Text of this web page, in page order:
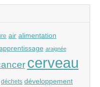
air alimentation
araignée
cerveau
déchets développement